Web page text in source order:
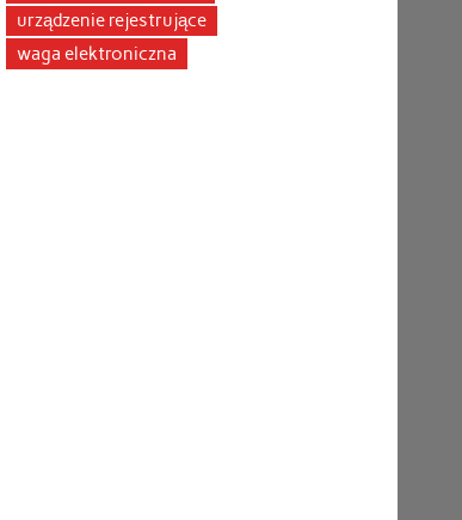
urządzenie rejestrujące
waga elektroniczna